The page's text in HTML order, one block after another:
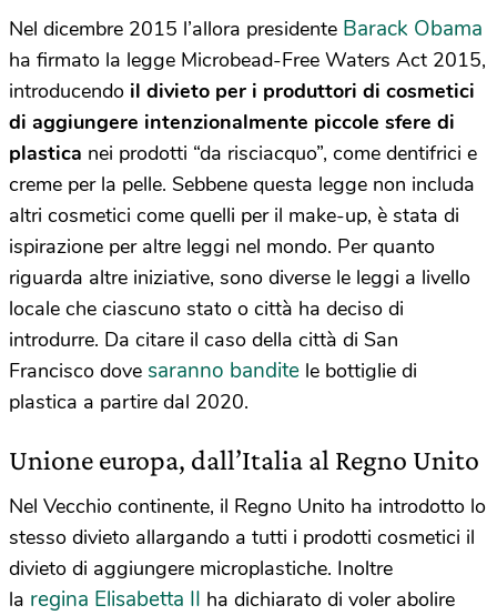
Nel dicembre 2015 l’allora presidente Barack Obama
ha firmato la legge Microbead-Free Waters Act 2015,
introducendo il divieto per i produttori di cosmetici
di aggiungere intenzionalmente piccole sfere di
plastica nei prodotti “da risciacquo”, come dentifrici e
creme per la pelle. Sebbene questa legge non includa
altri cosmetici come quelli per il make-up, è stata di
ispirazione per altre leggi nel mondo. Per quanto
riguarda altre iniziative, sono diverse le leggi a livello
locale che ciascuno stato o città ha deciso di
introdurre. Da citare il caso della città di San
Francisco dove saranno bandite le bottiglie di
plastica a partire dal 2020.
Unione europa, dall’Italia al Regno Unito
Nel Vecchio continente, il Regno Unito ha introdotto lo
stesso divieto allargando a tutti i prodotti cosmetici il
divieto di aggiungere microplastiche. Inoltre
la regina Elisabetta II ha dichiarato di voler abolire